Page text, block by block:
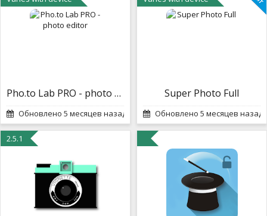
Pho.to Lab PRO - photo editor
Обновлено 5 месяцев назад
Super Photo Full
Обновлено 5 месяцев назад
2.5.1